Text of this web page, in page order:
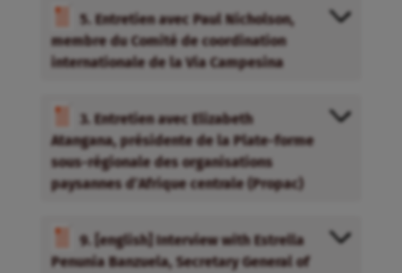
5. Entretien avec Paul Nicholson,
membre du Comité de coordination
internationale de la Via Campesina
3. Entretien avec Elizabeth
Atangana, présidente de la Plate-forme
sous-régionale des organisations
paysannes d’Afrique centrale (Propac)
9. [english] Interview with Estrella
Penunia Banzuela, Secretary General of